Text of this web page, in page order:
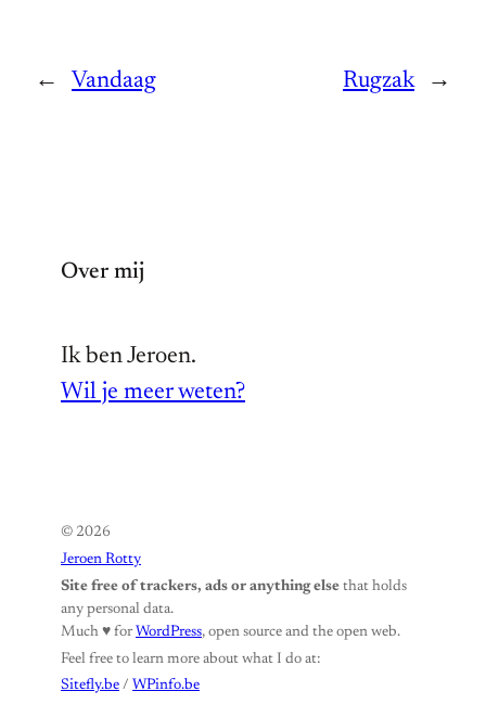
← Vandaag Rugzak →
Over mij
Ik ben Jeroen.
Wil je meer weten?
© 2026
Jeroen Rotty
Site free of trackers, ads or anything else that holds
any personal data.
Much ♥️ for WordPress, open source and the open web.
Feel free to learn more about what I do at:
Sitefly.be / WPinfo.be